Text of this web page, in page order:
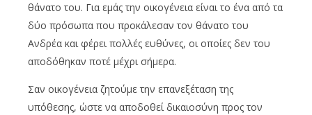
θάνατο του. Για εμάς την οικογένεια είναι το ένα από τα
δύο πρόσωπα που προκάλεσαν τον θάνατο του
Ανδρέα και φέρει πολλές ευθύνες, οι οποίες δεν του
αποδόθηκαν ποτέ μέχρι σήμερα.
Σαν οικογένεια ζητούμε την επανεξέταση της
υπόθεσης, ώστε να αποδοθεί δικαιοσύνη προς τον